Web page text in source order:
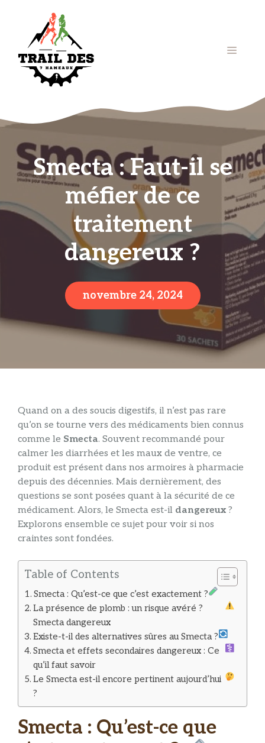
contenu
Menu
Smecta : Faut-il se
méfier de ce
traitement
dangereux ?
novembre 24, 2024
Quand on a des soucis digestifs, il n’est pas rare
qu’on se tourne vers des médicaments bien connus
comme le Smecta. Souvent recommandé pour
calmer les diarrhées et les maux de ventre, ce
produit est présent dans nos armoires à pharmacie
depuis des décennies. Mais dernièrement, des
questions se sont posées quant à la sécurité de ce
médicament. Alors, le Smecta est-il dangereux ?
Explorons ensemble ce sujet pour voir si nos
craintes sont fondées.
Table of Contents
Smecta : Qu’est-ce que c’est exactement ?
La présence de plomb : un risque avéré ?
Smecta dangereux
Existe-t-il des alternatives sûres au Smecta ?
Smecta et effets secondaires dangereux : Ce
qu’il faut savoir
Le Smecta est-il encore pertinent aujourd’hui
?
Smecta : Qu’est-ce que